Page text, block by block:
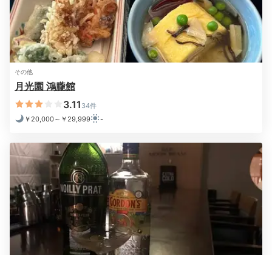
姉妹館・游月山荘への橋①
働きマンさんの投稿
姉
風情たっぷりの「月光橋」を渡り、姉妹館「游月山荘」
「滝川」のせせらぎを聴きながら、源泉かけ流しの金泉
をたっぷり堪能。心身ともに癒されますよ。
2日目
Onsen
その他
月光園 鴻朧館
3.11 34件
￥20,000～￥29,999
-